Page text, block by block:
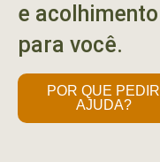
e acolhimento
para você.
POR QUE PEDIR
AJUDA?